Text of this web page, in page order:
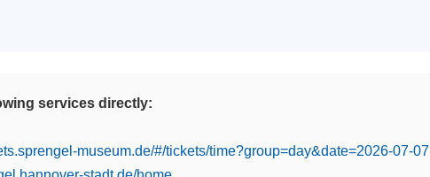
services directly:
museum.de/#/tickets/time?group=day&date=2026-07-07